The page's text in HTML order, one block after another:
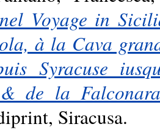
Voyage in
à la Cava
Syracuse
de la
Siracusa.